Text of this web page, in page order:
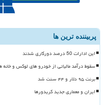
پربیننده ترین ها
این ادارات 50 درصد دورکاری شدند
سقوط درآمد مالیاتی از خودرو های لوکس و خانه
برنت ۹۵ دلار و ۴۴ سنت شد
ایران و معماری جدید کریدورها